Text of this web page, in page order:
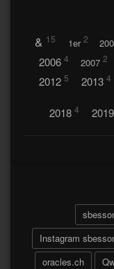
& 15 1er 2
2006 4 2007 2
2012 5 2013 4
2018 4 2019
A travers
Instagram
oracles.ch